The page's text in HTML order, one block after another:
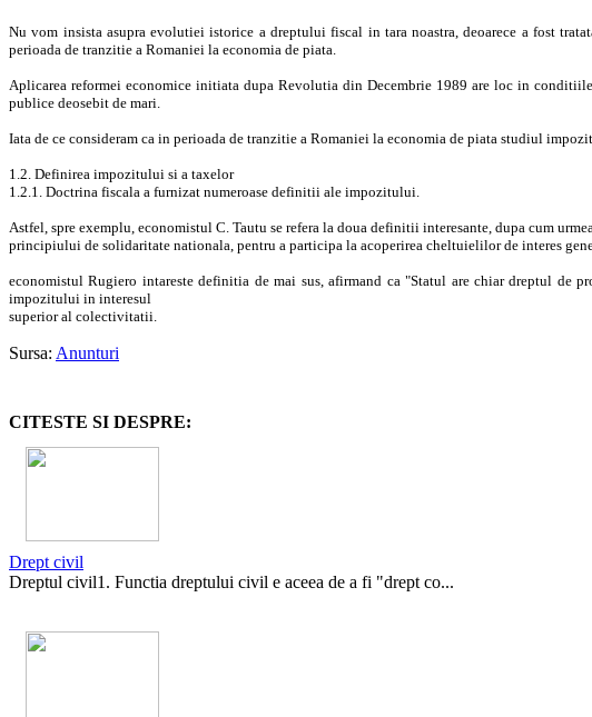
Nu vom insista asupra evolutiei istorice a dreptului fiscal in tara noastra, deoarece a fost
perioada de tranzitie a Romaniei la economia de piata.
Aplicarea reformei economice initiata dupa Revolutia din Decembrie 1989 are loc in
publice deosebit de mari.
Iata de ce consideram ca in perioada de tranzitie a Romaniei la economia de piata studiul
1.2. Definirea impozitului si a taxelor
1.2.1. Doctrina fiscala a furnizat numeroase definitii ale impozitului.
Astfel, spre exemplu, economistul C. Tautu se refera la doua definitii interesante, dupa cum
principiului de solidaritate nationala, pentru a participa la acoperirea cheltuielilor de interes
economistul Rugiero intareste definitia de mai sus, afirmand ca "Statul are chiar dreptul de
impozitului in interesul
superior al colectivitatii.
Sursa: Anunturi
CITESTE SI DESPRE:
Drept civil
Dreptul civil1. Functia dreptului civil e aceea de a fi "drept co...